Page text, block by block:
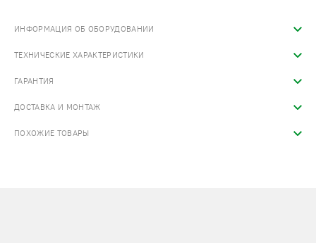
ИНФОРМАЦИЯ ОБ ОБОРУДОВАНИИ
ТЕХНИЧЕСКИЕ ХАРАКТЕРИСТИКИ
ГАРАНТИЯ
ДОСТАВКА И МОНТАЖ
ПОХОЖИЕ ТОВАРЫ